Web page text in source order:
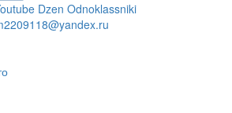
Dzen Odnoklassniki